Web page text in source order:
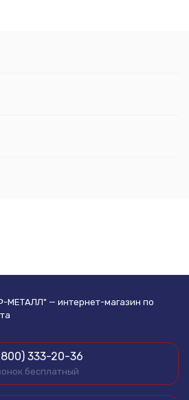
МЕТАЛЛ" — интернет-магазин по
333-20-36
бесплатный